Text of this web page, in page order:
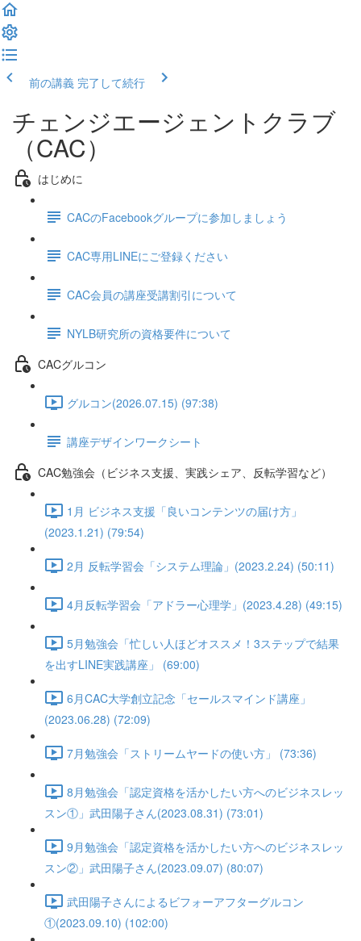
前の講義 完了して続行
チェンジエージェントクラブ
（CAC）
はじめに
CACのFacebookグループに参加しましょう
CAC専用LINEにご登録ください
CAC会員の講座受講割引について
NYLB研究所の資格要件について
CACグルコン
グルコン(2026.07.15) (97:38)
講座デザインワークシート
CAC勉強会（ビジネス支援、実践シェア、反転学習など）
1月 ビジネス支援「良いコンテンツの届け方」
(2023.1.21) (79:54)
2月 反転学習会「システム理論」(2023.2.24) (50:11)
4月反転学習会「アドラー心理学」(2023.4.28) (49:15)
5月勉強会「忙しい人ほどオススメ！3ステップで結果
を出すLINE実践講座」 (69:00)
6月CAC大学創立記念「セールスマインド講座」
(2023.06.28) (72:09)
7月勉強会「ストリームヤードの使い方」 (73:36)
8月勉強会「認定資格を活かしたい方へのビジネスレッ
スン①」武田陽子さん(2023.08.31) (73:01)
9月勉強会「認定資格を活かしたい方へのビジネスレッ
スン②」武田陽子さん(2023.09.07) (80:07)
武田陽子さんによるビフォーアフターグルコン
①(2023.09.10) (102:00)